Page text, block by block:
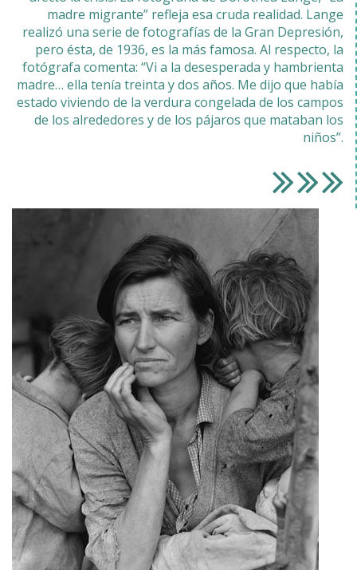
madre migrante” refleja esa cruda realidad. Lange
realizó una serie de fotografías de la Gran Depresión,
pero ésta, de 1936, es la más famosa. Al respecto, la
fotógrafa comenta: “Vi a la desesperada y hambrienta
madre… ella tenía treinta y dos años. Me dijo que había
estado viviendo de la verdura congelada de los campos
de los alrededores y de los pájaros que mataban los
niños”.